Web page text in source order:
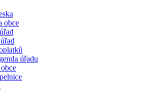
obce
úřadu